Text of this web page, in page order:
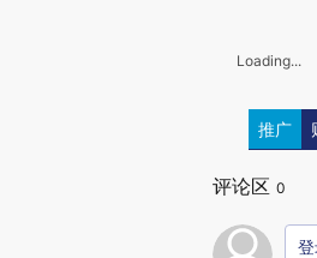
Loading...
推广
评论区 0